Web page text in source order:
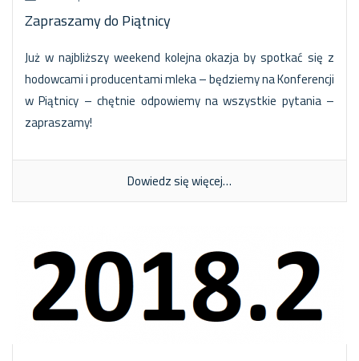
Zapraszamy do Piątnicy
Już w najbliższy weekend kolejna okazja by spotkać się z
hodowcami i producentami mleka – będziemy na Konferencji
w Piątnicy – chętnie odpowiemy na wszystkie pytania –
zapraszamy!
Dowiedz się więcej…